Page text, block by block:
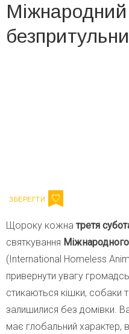
Щороку кожна третя
святкування
(International Homeless
привернути увагу
стикаються кішки, собаки
залишилися без домівки.
має глобальний характер,